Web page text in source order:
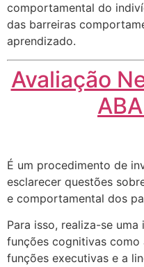
comportamental do
das barreiras
aprendizado.
Avaliação
É um procedimento de
esclarecer questões
e comportamental dos
Para isso, realiza-se
funções cognitivas como
funções executivas e a